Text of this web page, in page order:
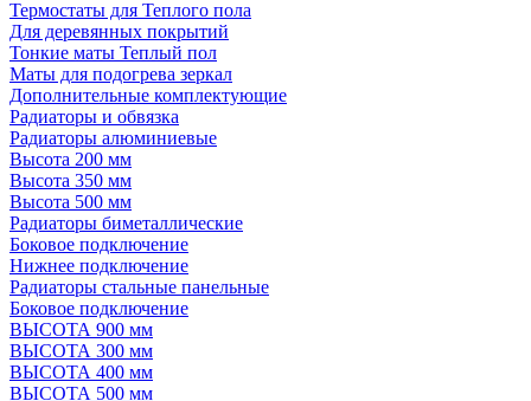
Термостаты для Теплого пола
Для деревянных покрытий
Тонкие маты Теплый пол
Маты для подогрева зеркал
Дополнительные комплектующие
Радиаторы и обвязка
Радиаторы алюминиевые
Высота 200 мм
Высота 350 мм
Высота 500 мм
Радиаторы биметаллические
Боковое подключение
Нижнее подключение
Радиаторы стальные панельные
Боковое подключение
ВЫСОТА 900 мм
ВЫСОТА 300 мм
ВЫСОТА 400 мм
ВЫСОТА 500 мм